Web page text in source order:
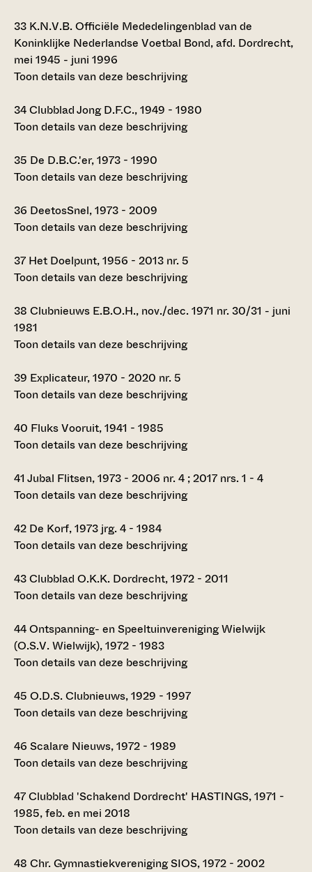
33 K.N.V.B. Officiële Mededelingenblad van de
Koninklijke Nederlandse Voetbal Bond, afd. Dordrecht,
mei 1945 - juni 1996
Toon details van deze beschrijving
34Clubblad Jong D.F.C., 1949 - 1980
Toon details van deze beschrijving
35 De D.B.C.'er, 1973 - 1990
Toon details van deze beschrijving
36 DeetosSnel, 1973 - 2009
Toon details van deze beschrijving
37 Het Doelpunt, 1956 - 2013 nr. 5
Toon details van deze beschrijving
38 Clubnieuws E.B.O.H., nov./dec. 1971 nr. 30/31 - juni
1981
Toon details van deze beschrijving
39 Explicateur, 1970 - 2020 nr. 5
Toon details van deze beschrijving
40 Fluks Vooruit, 1941 - 1985
Toon details van deze beschrijving
41 Jubal Flitsen, 1973 - 2006 nr. 4 ; 2017 nrs. 1 - 4
Toon details van deze beschrijving
42 De Korf, 1973 jrg. 4 - 1984
Toon details van deze beschrijving
43Clubblad O.K.K. Dordrecht, 1972 - 2011
Toon details van deze beschrijving
44Ontspanning- en Speeltuinvereniging Wielwijk
(O.S.V. Wielwijk), 1972 - 1983
Toon details van deze beschrijving
45 O.D.S. Clubnieuws, 1929 - 1997
Toon details van deze beschrijving
46 Scalare Nieuws, 1972 - 1989
Toon details van deze beschrijving
47Clubblad 'Schakend Dordrecht' HASTINGS, 1971 -
1985, feb. en mei 2018
Toon details van deze beschrijving
48 Chr. Gymnastiekvereniging SIOS, 1972 - 2002